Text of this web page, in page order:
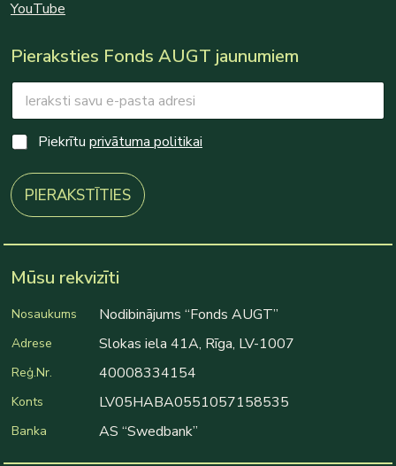
YouTube
Pieraksties Fonds AUGT jaunumiem
E
a
i
l
E
a
i
l
m
i
C
e
c
k
o
e
*
Piekrītu privātuma politikai
PIERAKSTĪTIES
Mūsu rekvizīti
Nosaukums Nodibinājums “Fonds AUGT”
Adrese Slokas iela 41A, Rīga, LV-1007
Reģ.Nr. 40008334154
Konts LV05HABA0551057158535
Banka AS “Swedbank”